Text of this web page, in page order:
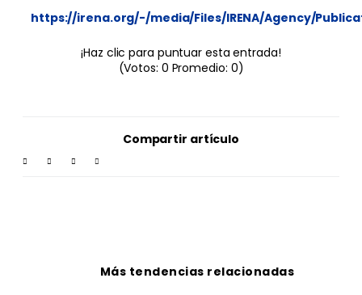
https://irena.org/-/media/Files/IRENA/Agency/
¡Haz clic para puntuar esta entrada!
(Votos: 0 Promedio: 0)
Compartir artículo
Más tendencias relacionadas